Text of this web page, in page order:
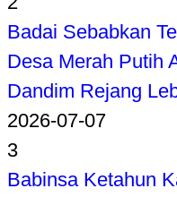
Badai Sebabkan
Desa Merah Putih
Dandim Rejang
2026-07-07
3
Babinsa Ketahun